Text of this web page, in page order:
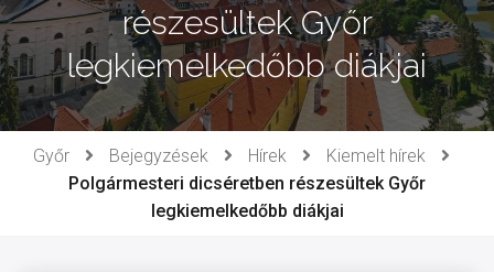
részesültek Győr
legkiemelkedőbb diákjai
Győr Bejegyzések Hírek
Kiemelt hírek
Polgármesteri dicséretben részesültek Győr
legkiemelkedőbb diákjai